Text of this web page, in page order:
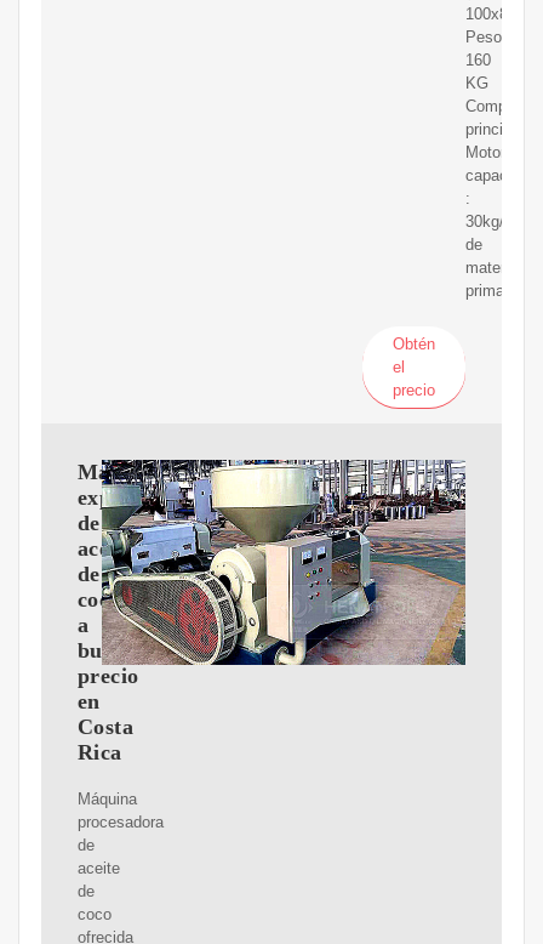
Peso:
160
KG
Motor
capacidad
:
30kg/h
de
materia
prima
Obtén
el
precio
Máquina
expulsora
de
aceite
de
coco
a
buen
precio
en
Costa
Rica
Máquina
procesadora
de
aceite
de
coco
ofrecida